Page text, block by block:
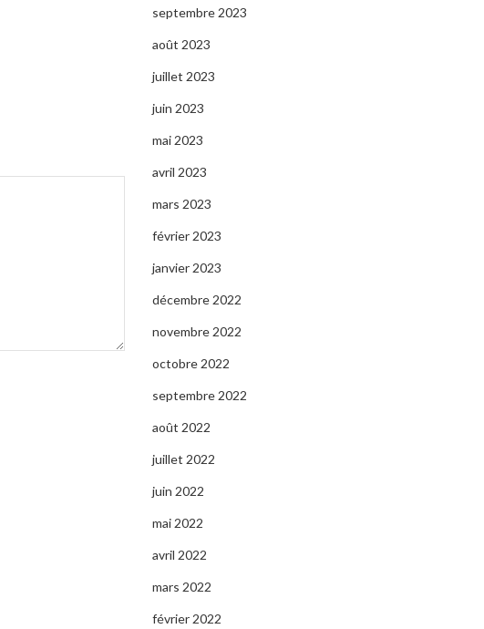
septembre 2023
août 2023
juillet 2023
juin 2023
mai 2023
avril 2023
mars 2023
février 2023
janvier 2023
décembre 2022
novembre 2022
octobre 2022
septembre 2022
août 2022
juillet 2022
juin 2022
mai 2022
avril 2022
mars 2022
février 2022